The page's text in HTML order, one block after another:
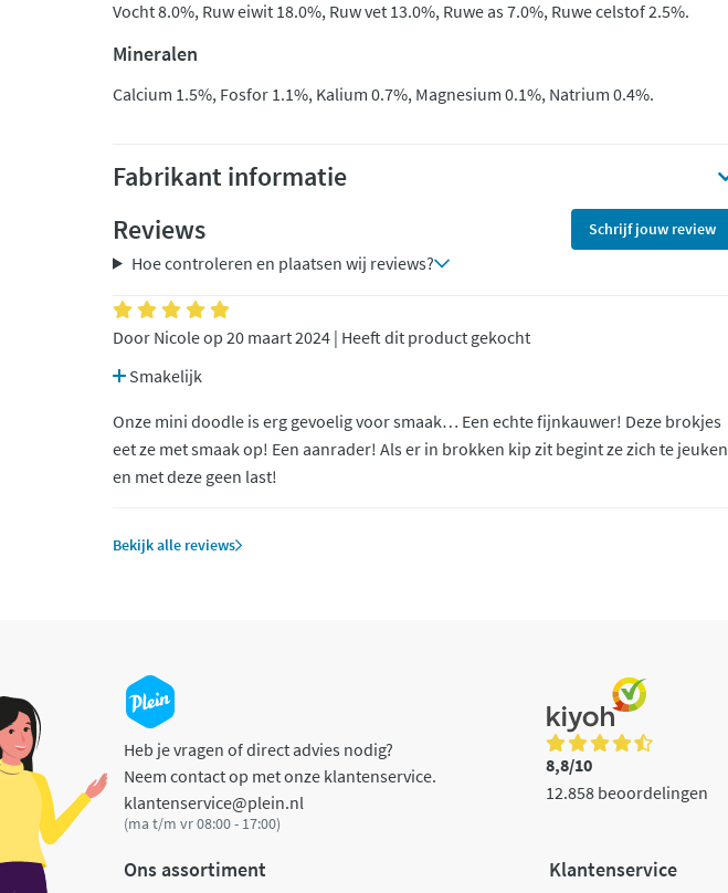
Vocht 8.0%, Ruw eiwit 18.0%, Ruw vet 13.0%, Ruwe as 7.0%, Ruwe celstof 2.5%.
Mineralen
Calcium 1.5%, Fosfor 1.1%, Kalium 0.7%, Magnesium 0.1%, Natrium 0.4%.
Fabrikant informatie
Reviews
Schrijf jouw review
Hoe controleren en plaatsen wij reviews?
Door Nicole op 20 maart 2024 | Heeft dit product gekocht
Smakelijk
Onze mini doodle is erg gevoelig voor smaak… Een echte fijnkauwer! Deze brokjes
eet ze met smaak op! Een aanrader! Als er in brokken kip zit begint ze zich te jeuken
en met deze geen last!
Bekijk alle reviews
Heb je vragen of direct advies nodig?
Neem contact op met onze klantenservice.
klantenservice@plein.nl
(ma t/m vr 08:00 - 17:00)
8,8/10
12.858 beoordelingen
Ons assortiment Klantenservice